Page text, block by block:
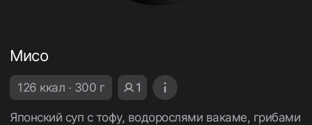
Мисо
126 ккал · 300 г 1
Японский суп с тофу, водорослями вакаме, грибами